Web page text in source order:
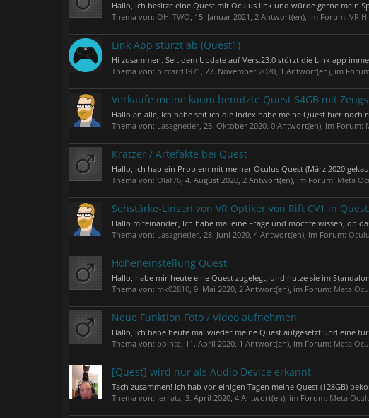
Hallo, ich besitze eine Quest mit Oculus link und würde gerne mein
Thema von: OH_TWO, 15. Januar 2021 , 2 Antwort(en), im Forum: VR
Link App stürzt ab (Quest1)
Hi zusammen. Seit dem Update auf Vers.23.0 stürzt die Link app
Thema von: piccard1971 , 22. November 2020, 1 Antwort(en), im
Verkaufe meine kaum benutzte Quest 64GB mit Zeugs
Hallo an alle, Ich habe seit ich die Index habe meine Quest hier
Thema von: Lasagnetier, 23. Oktober 2020, 0 Antwort(en), im Forum:
Kratzer / Artefakte bei Quest
Hallo, ich hab ein Problem mit meiner Oculus Quest (März 2020
Thema von: Olaf76, 4. August 2020, 2 Antwort(en), im Forum: Meta
Sehstärke-Linsen von VR Optiker von Rift CV1 in
Hallo miteinander, Ich habe mal eine Frage und möchte wissen, ob
Thema von: Lasagnetier, 28. Juni 2020, 4 Antwort(en), im Forum:
Höheneinstellung Quest
Hallo, habe mir heute eine Quest zugelegt, und nutze sie im
Thema von: mk02810, 9. Mai 2020, 2 Antwort(en), im Forum: Meta
Neue Funktion Foto / Video aufnehmen
Hallo, ich habe heute mal wieder meine Quest aufgesetzt und eine
Thema von: pointe, 11. April 2020, 1 Antwort(en), im Forum: Meta
[Quest] wird nur als Audio Device erkannt
Tach zusammen! Ich hab vor einigen Tagen meine Quest (128GB)
Thema von: Jerratz, 3. April 2020, 4 Antwort(en), im Forum: Meta